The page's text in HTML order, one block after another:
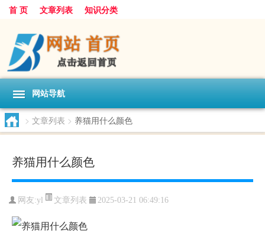
首 页 文章列表 知识分类
网站导航
> 文章列表 > 养猫用什么颜色
养猫用什么颜色
网友:yl 文章列表 2025-03-21 06:49:16